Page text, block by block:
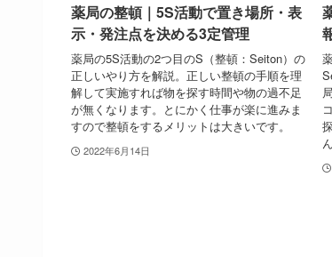
薬局の整頓｜5S活動で置き場所・表
示・発注点を決める3定管理
薬局の5S活動の2つ目のS（整頓：Seiton）の
正しいやり方を解説。正しい整頓の手順を理
解して実施すれば物を探す時間や物の過不足
が無くなります。とにかく仕事が楽に進みま
すので整頓をするメリットは大きいです。
2022年6月14日